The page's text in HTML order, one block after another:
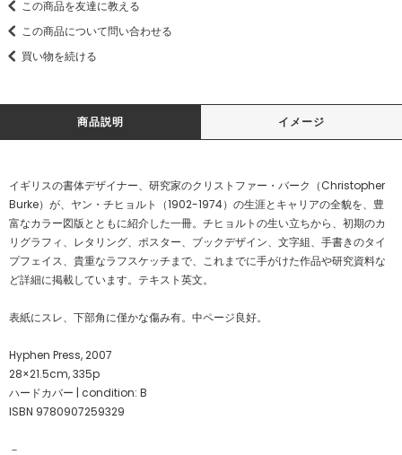
この商品を友達に教える
この商品について問い合わせる
買い物を続ける
商品説明 イメージ
イギリスの書体デザイナー、研究家のクリストファー・バーク（Christopher
Burke）が、ヤン・チヒョルト（1902-1974）の生涯とキャリアの全貌を、豊
富なカラー図版とともに紹介した一冊。チヒョルトの生い立ちから、初期のカ
リグラフィ、レタリング、ポスター、ブックデザイン、文字組、手書きのタイ
プフェイス、貴重なラフスケッチまで、これまでに手がけた作品や研究資料な
ど詳細に掲載しています。テキスト英文。
表紙にスレ、下部角に僅かな傷み有。中ページ良好。
Hyphen Press, 2007
28×21.5cm, 335p
ハードカバー | condition: B
ISBN 9780907259329
－